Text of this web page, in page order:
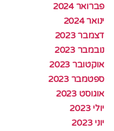
פברואר 2024
ינואר 2024
דצמבר 2023
נובמבר 2023
אוקטובר 2023
ספטמבר 2023
אוגוסט 2023
יולי 2023
יוני 2023